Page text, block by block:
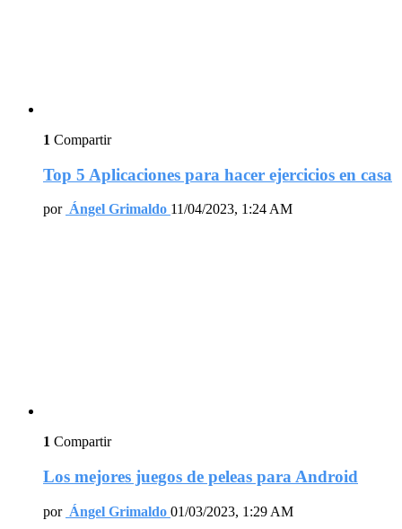
1 Compartir
Top 5 Aplicaciones para hacer ejercicios en casa
por Ángel Grimaldo 11/04/2023, 1:24 AM
1 Compartir
Los mejores juegos de peleas para Android
por Ángel Grimaldo 01/03/2023, 1:29 AM